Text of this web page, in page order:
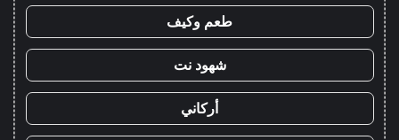
طعم وكيف
شهود نت
أركاني